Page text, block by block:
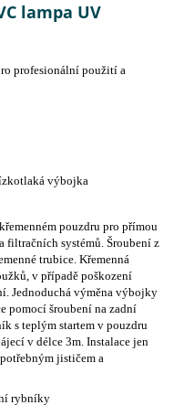
lampa UV
profesionální použití a
výbojka
pouzdru pro přímou
filtračních systémů. Šroubení z
trubice. Křemenná
v případě poškození
Jednoduchá výměna výbojky
pomocí šroubení na zadní
s teplým startem v pouzdru
v délce 3m. Instalace jen
jističem a
rybníky